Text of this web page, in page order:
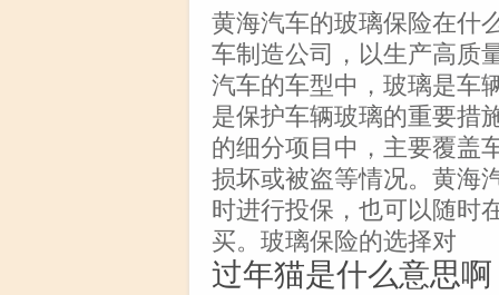
黄海汽车的玻璃保险在什
车制造公司，以生产高质
汽车的车型中，玻璃是车
是保护车辆玻璃的重要措
的细分项目中，主要覆盖
损坏或被盗等情况。黄海
时进行投保，也可以随时
买。玻璃保险的选择对
过年猫是什么意思啊